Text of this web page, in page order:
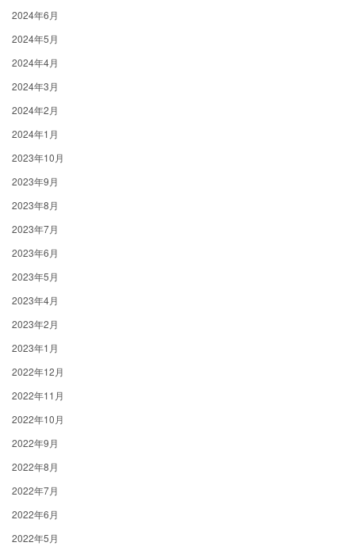
2024年6月
2024年5月
2024年4月
2024年3月
2024年2月
2024年1月
2023年10月
2023年9月
2023年8月
2023年7月
2023年6月
2023年5月
2023年4月
2023年2月
2023年1月
2022年12月
2022年11月
2022年10月
2022年9月
2022年8月
2022年7月
2022年6月
2022年5月